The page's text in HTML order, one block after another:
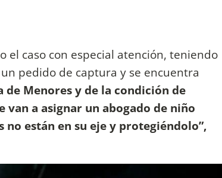
el caso con especial atención, teniendo
pedido de captura y se encuentra
de Menores y de la condición de
a asignar un abogado de niño
están en su eje y protegiéndolo”,